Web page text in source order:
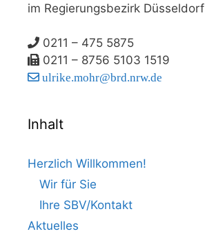
im Regierungsbezirk Düsseldorf
0211 – 475 5875
0211 – 8756 5103 1519
ulrike.mohr@brd.nrw.de
Inhalt
Herzlich Willkommen!
Wir für Sie
Ihre SBV/Kontakt
Aktuelles